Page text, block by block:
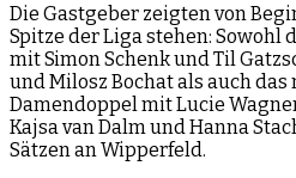
Die Gastgeber zeigten von
Spitze der Liga stehen: Sowohl
mit Simon Schenk und Til
und Milosz Bochat als auch
Damendoppel mit Lucie
Kajsa van Dalm und Hanna
Sätzen an Wipperfeld.